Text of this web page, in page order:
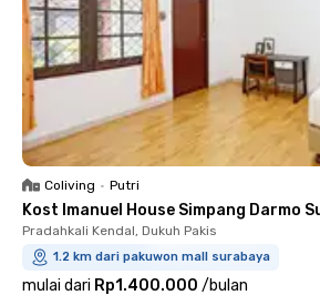
Coliving • Putri
Kost Imanuel House Simpang Darmo
Pradahkali Kendal, Dukuh Pakis
1.2 km dari pakuwon mall surabaya
mulai dari Rp1.400.000 /bulan